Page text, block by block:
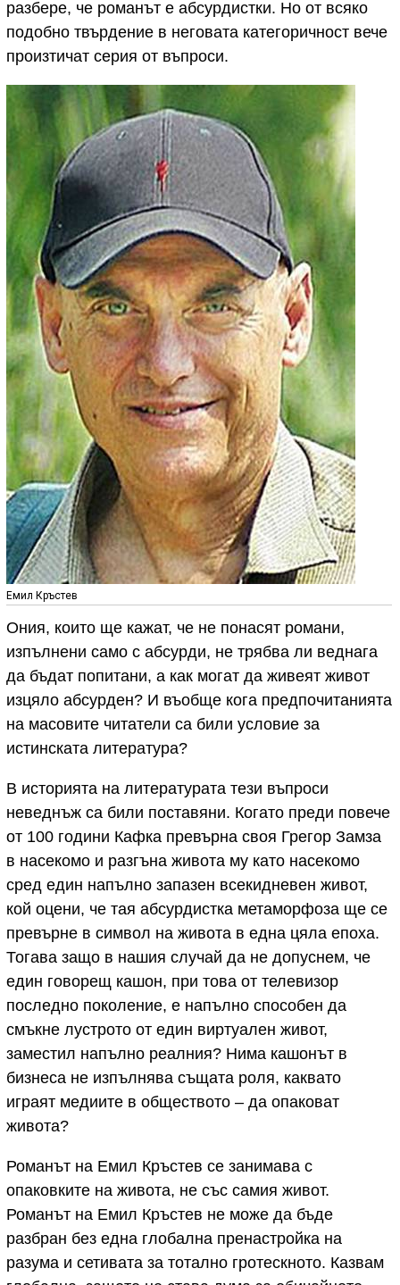
разбере, че романът е абсурдистки. Но от всяко
подобно твърдение в неговата категоричност вече
произтичат серия от въпроси.
Емил Кръстев
Ония, които ще кажат, че не понасят романи,
изпълнени само с абсурди, не трябва ли веднага
да бъдат попитани, а как могат да живеят живот
изцяло абсурден? И въобще кога предпочитанията
на масовите читатели са били условие за
истинската литература?
В историята на литературата тези въпроси
неведнъж са били поставяни. Когато преди повече
от 100 години Кафка превърна своя Грегор Замза
в насекомо и разгъна живота му като насекомо
сред един напълно запазен всекидневен живот,
кой оцени, че тая абсурдистка метаморфоза ще се
превърне в символ на живота в една цяла епоха.
Тогава защо в нашия случай да не допуснем, че
един говорещ кашон, при това от телевизор
последно поколение, е напълно способен да
смъкне лустрото от един виртуален живот,
заместил напълно реалния? Нима кашонът в
бизнеса не изпълнява същата роля, каквато
играят медиите в обществото – да опаковат
живота?
Романът на Емил Кръстев се занимава с
опаковките на живота, не със самия живот.
Романът на Емил Кръстев не може да бъде
разбран без една глобална пренастройка на
разума и сетивата за тотално гротескното. Казвам